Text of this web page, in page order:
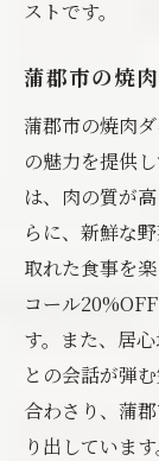
ストです。
蒲郡市の焼
蒲郡市の焼肉
の魅力を提供
は、肉の質が
らに、新鮮な
取れた食事を
コール
す。また、居
との会話が弾
合わさり、蒲
り出しています